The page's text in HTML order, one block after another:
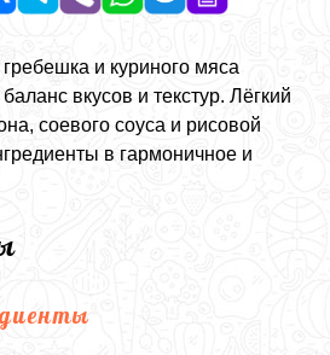
и куриного мяса
вкусов и текстур. Лёгкий
соевого соуса и рисовой
в гармоничное и